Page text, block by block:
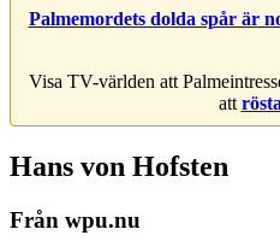
Palmemordets dolda spår är
Visa TV-världen att
att
Hans von Hofsten
Från wpu.nu